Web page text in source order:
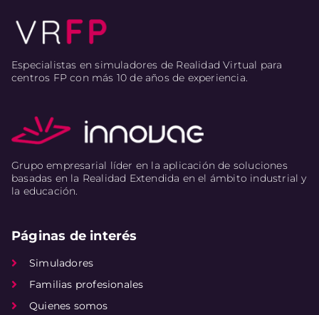
Especialistas en simuladores de Realidad Virtual para
centros FP con más 10 de años de experiencia.
Grupo empresarial líder en la aplicación de soluciones
basadas en la Realidad Extendida en el ámbito industrial y
la educación.
Páginas de interés
Simuladores
Familias profesionales
Quienes somos